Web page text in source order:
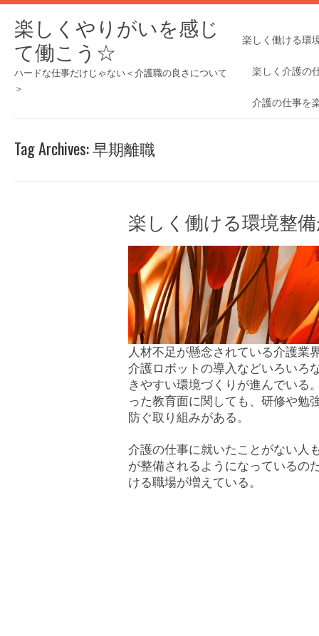
楽しくやりがいを感じ
て働こう☆
ハードな仕事だけじゃない＜介護職の良さについて
＞
楽しく働ける環
楽しく介護の
介護の仕事を
Tag Archives:早期離職
楽しく働ける環境整
人材不足が懸念されている介護業
介護ロボットの導入などいろいろ
きやすい環境づくりが進んでいる
った教育面に関しても、研修や勉
防ぐ取り組みがある。
介護の仕事に就いたことがない人
が整備されるようになっているの
ける職場が増えている。